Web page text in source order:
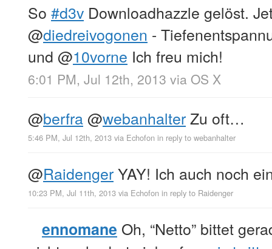
So #d3v Downloadhazzle gelöst.
@diedreivogonen -
und @10vorne Ich freu mich!
6:01 PM, Jul 12th, 2013 via OS X
@berfra@webanhalterZu oft…
5:46 PM, Jul 12th, 2013 via Echofon in reply to webanhalter
@RaidengerYAY! Ich auch noch
10:23 PM, Jul 11th, 2013 via Echofon in reply to Raidenger
ennomane Oh, “Netto” bittet